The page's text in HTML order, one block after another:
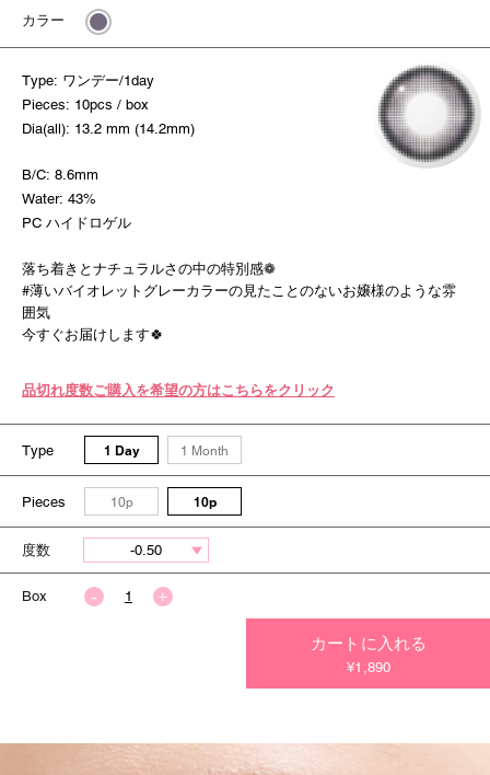
カラー
Type: ワンデー/1day
Pieces: 10pcs / box
Dia(all): 13.2 mm (14.2mm)
B/C: 8.6mm
Water: 43%
PC ハイドロゲル
落ち着きとナチュラルさの中の特別感❁
#薄いバイオレットグレーカラーの見たことのないお嬢様のような雰
囲気
今すぐお届けします🍀
品切れ度数ご購入を希望の方はこちらをクリック
Type 1 Day 1 Month
Pieces 10p 10p
度数
Box
カートに入れる
¥1,890